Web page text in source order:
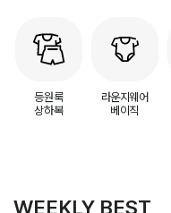
등원룩
상하복
라운지웨어
베이직
WEEKLY BEST